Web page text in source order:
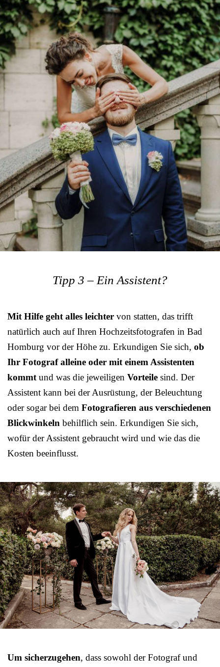
Tipp 3 – Ein Assistent?
Mit Hilfe geht alles leichter von statten, das trifft
natürlich auch auf Ihren Hochzeitsfotografen in Bad
Homburg vor der Höhe zu. Erkundigen Sie sich, ob
Ihr Fotograf alleine oder mit einem Assistenten
kommt und was die jeweiligen Vorteile sind. Der
Assistent kann bei der Ausrüstung, der Beleuchtung
oder sogar bei dem Fotografieren aus verschiedenen
Blickwinkeln behilflich sein. Erkundigen Sie sich,
wofür der Assistent gebraucht wird und wie das die
Kosten beeinflusst.
Um sicherzugehen, dass sowohl der Fotograf und